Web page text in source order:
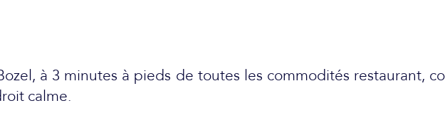
à 3 minutes à pieds de toutes les commodités restaurant,
calme.